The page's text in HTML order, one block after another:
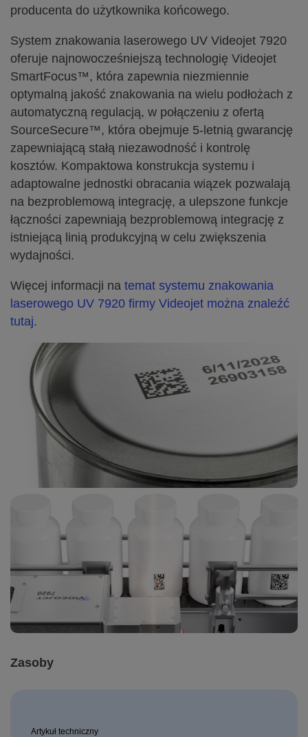
producenta do użytkownika końcowego.
System znakowania laserowego UV Videojet 7920
oferuje najnowocześniejszą technologię Videojet
SmartFocus™, która zapewnia niezmiennie
optymalną jakość znakowania na wielu podłożach z
automatyczną regulacją, w połączeniu z ofertą
SourceSecure™, która obejmuje 5-letnią gwarancję
zapewniającą stałą niezawodność i kontrolę
kosztów. Kompaktowa konstrukcja systemu i
adaptowalne jednostki obracania wiązek pozwalają
na bezproblemową integrację, a ulepszone funkcje
łączności zapewniają bezproblemową integrację z
istniejącą linią produkcyjną w celu zwiększenia
wydajności.
Więcej informacji na temat systemu znakowania
laserowego UV 7920 firmy Videojet można znaleźć
tutaj.
Zasoby
Artykuł techniczny